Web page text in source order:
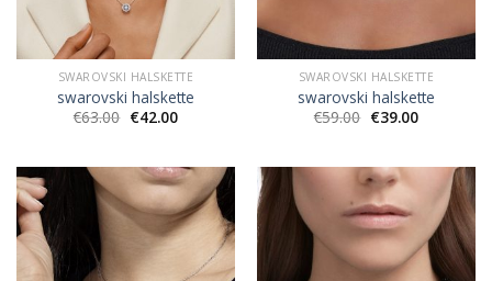
SWAROVSKI HALSKETTE
swarovski halskette
€63.00 €42.00
SWAROVSKI HALSKETTE
swarovski halskette
€59.00 €39.00